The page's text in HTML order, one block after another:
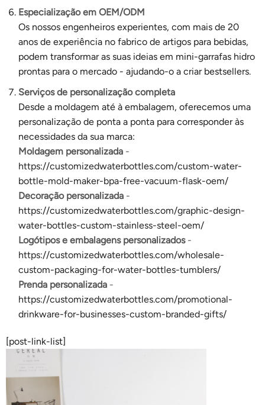
Especialização em OEM/ODM
Os nossos engenheiros experientes, com mais de 20
anos de experiência no fabrico de artigos para bebidas,
podem transformar as suas ideias em mini-garrafas hidro
prontas para o mercado - ajudando-o a criar bestsellers.
Serviços de personalização completa
Desde a moldagem até à embalagem, oferecemos uma
personalização de ponta a ponta para corresponder às
necessidades da sua marca:
Moldagem personalizada-
https://customizedwaterbottles.com/custom-water-
bottle-mold-maker-bpa-free-vacuum-flask-oem/
Decoração personalizada-
https://customizedwaterbottles.com/graphic-design-
water-bottles-custom-stainless-steel-oem/
Logótipos e embalagens personalizados-
https://customizedwaterbottles.com/wholesale-
custom-packaging-for-water-bottles-tumblers/
Prenda personalizada-
https://customizedwaterbottles.com/promotional-
drinkware-for-businesses-custom-branded-gifts/
[post-link-list]